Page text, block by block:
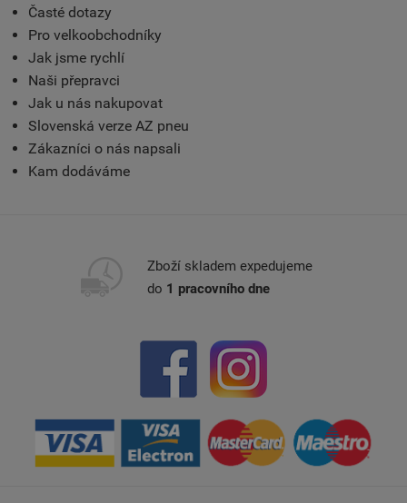
Časté dotazy
Pro velkoobchodníky
Jak jsme rychlí
Naši přepravci
Jak u nás nakupovat
Slovenská verze AZ pneu
Zákazníci o nás napsali
Kam dodáváme
Zboží skladem expedujeme
do 1 pracovního dne